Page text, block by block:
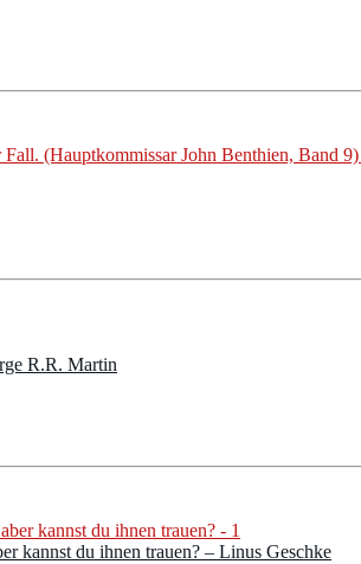
R.R. Martin
kannst du ihnen trauen? – Linus Geschke